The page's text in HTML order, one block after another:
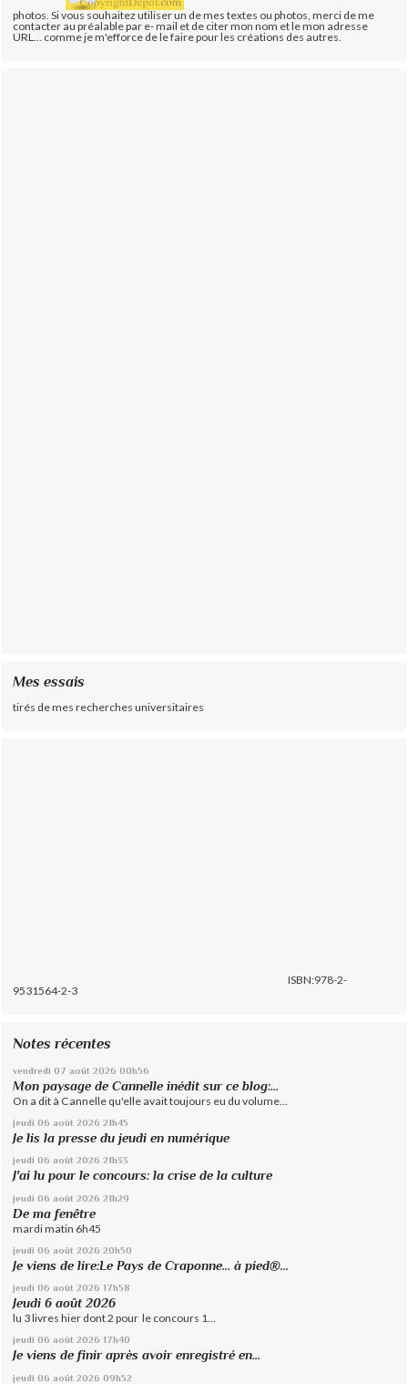
photos. Si vous souhaitez utiliser un de mes textes ou photos, merci de me
contacter au préalable par e- mail et de citer mon nom et le mon adresse
URL... comme je m'efforce de le faire pour les créations des autres.
Mes essais
tirés de mes recherches universitaires
ISBN:978-2-
9531564-2-3
Notes récentes
vendredi 07 août 2026 00h56
Mon paysage de Cannelle inédit sur ce blog:...
On a dit à Cannelle qu'elle avait toujours eu du volume...
jeudi 06 août 2026 21h45
Je lis la presse du jeudi en numérique
jeudi 06 août 2026 21h33
J'ai lu pour le concours: la crise de la culture
jeudi 06 août 2026 21h29
De ma fenêtre
mardi matin 6h45
jeudi 06 août 2026 20h50
Je viens de lire:Le Pays de Craponne... à pied®...
jeudi 06 août 2026 17h58
Jeudi 6 août 2026
lu 3 livres hier dont 2 pour le concours 1...
jeudi 06 août 2026 17h40
Je viens de finir après avoir enregistré en...
jeudi 06 août 2026 09h52